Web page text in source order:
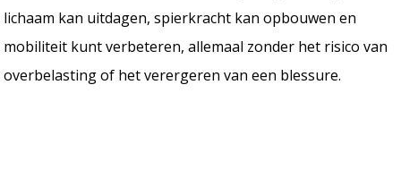
lichaam kan uitdagen, spierkracht kan opbouwen en
mobiliteit kunt verbeteren, allemaal zonder het risico van
overbelasting of het verergeren van een blessure.